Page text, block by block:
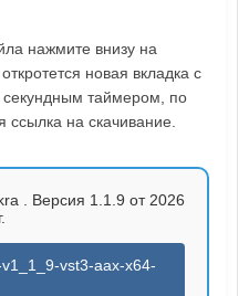
нажмите внизу на
новая вкладка с
таймером, по
ссылка на скачивание.
. Версия 1.1.9 от 2026
г.
vst3-aax-x64-